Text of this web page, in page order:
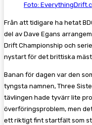
Foto:
Från att tidigare ha hetat
del av Dave Egans
Drift Championship och
nystart för det brittiska
Banan för dagen var den
tyngsta namnen, Three
tävlingen hade tyvärr lite
överföringsproblem, men
ett riktigt fint startfält som